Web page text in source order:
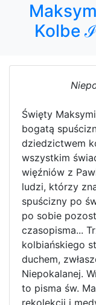
Kolbe
Święty
bogatą
dziedzictwem
wszystkim
więźniów z
ludzi, którzy
spuścizny po
po sobie
czasopisma...
kolbiańskiego
duchem,
Niepokalanej.
to pisma św.
rekolekcji i